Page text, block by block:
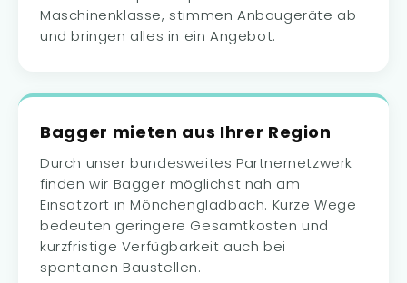
Maschinenklasse, stimmen Anbaugeräte ab
und bringen alles in ein Angebot.
Bagger mieten aus Ihrer Region
Durch unser bundesweites Partnernetzwerk
finden wir Bagger möglichst nah am
Einsatzort in Mönchengladbach. Kurze Wege
bedeuten geringere Gesamtkosten und
kurzfristige Verfügbarkeit auch bei
spontanen Baustellen.